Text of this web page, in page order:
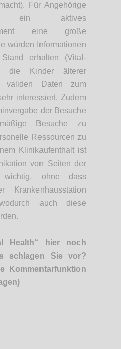
.
Für Angehörige
ein aktives
eine große
würden Informationen
erhalten (Vital-
die Kinder älterer
validen Daten zum
interessiert. Zudem
der Besuche
Besuche zu
Ressourcen zu
Klinikaufenthalt ist
von Seiten der
wichtig, ohne dass
Krankenhausstation
auch diese
Health“
hier noch
schlagen Sie vor?
Kommentarfunktion